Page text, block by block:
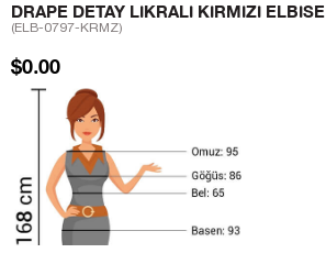
DRAPE DETAY LIKRALI KIRMIZI ELBISE
(ELB-0797-KRMZ)
$0.00